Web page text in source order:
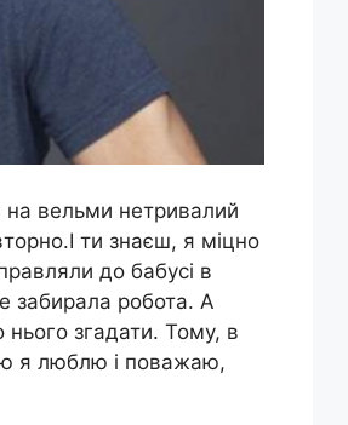
на вельми нетривалий
ти знаєш, я міцно
до бабусі в
забирала робота. А
нього згадати. Тому, в
я люблю і поважаю,